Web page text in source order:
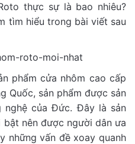
thực sự là bao nhiêu?
tìm hiểu trong bài viết sau
phẩm cửa nhôm cao cấp
Quốc, sản phẩm được sản
nghệ của Đức. Đây là sản
nên được người dân ưa
những vấn đề xoay quanh